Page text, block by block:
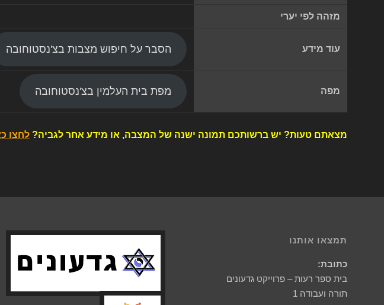
מזהה לפי יערי
עוד מידע הסבר על חיפוש מצבות בצ'נסטוחובה
מפה מפת בית העלמין בצ'נסטוחובה
מצאתם טעות? יש ברשותכם תמונה ישנה של המצבה, או מידע אחר לגביה? לחצו
תמצאו אותנו
כתובת:
בית ספר רעות – פרוייקט גדעונים
תורה ועבודה 1